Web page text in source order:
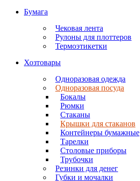
Бумага
Чековая лента
Рулоны для плоттеров
Термоэтикетки
Хозтовары
Одноразовая одежда
Одноразовая посуда
Бокалы
Рюмки
Стаканы
Крышки для стаканов
Контейнеры бумажные
Тарелки
Столовые приборы
Трубочки
Резинки для денег
Губки и мочалки